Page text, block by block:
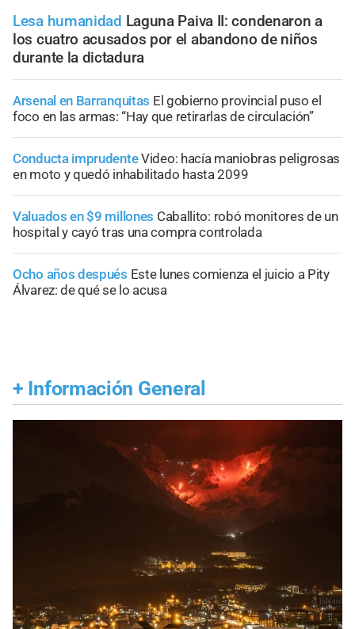
Lesa humanidad Laguna Paiva II: condenaron a
los cuatro acusados por el abandono de niños
durante la dictadura
Arsenal en Barranquitas El gobierno provincial puso el
foco en las armas: “Hay que retirarlas de circulación”
Conducta imprudenteVideo: hacía maniobras peligrosas
en moto y quedó inhabilitado hasta 2099
Valuados en $9 millones Caballito: robó monitores de un
hospital y cayó tras una compra controlada
Ocho años después Este lunes comienza el juicio a Pity
Álvarez: de qué se lo acusa
+ Información General